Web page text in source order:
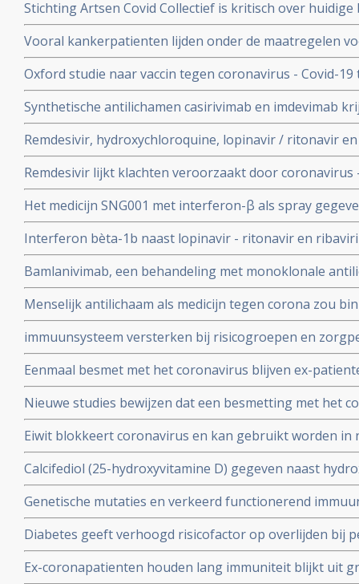
procent versus 27 procent
Stichting Artsen Covid Collectief is kritisch over
het coronavirus - Covid-19 en pleit voor veel meer
Vooral kankerpatienten lijden onder de maatregelen
omdat hun behandelingen en diagnoses te lang
Oxford studie naar vaccin tegen coronavirus - Covid-
immuunrespons bij ouderen (55+), de groep met het
Synthetische antilichamen casirivimab en imdevimab
authorization (EUA) voor gebruik bij patienten besmet
met milde klachten
Remdesivir, hydroxychloroquine, lopinavir / ritonavir
geen effect als behandeling van patienten
coronabesmetting.
Remdesivir lijkt klachten veroorzaakt door coronavirus
maar is weinig bewijs voor.
Het medicijn SNG001 met interferon-β als spray
bij patienten besmet met het coronavirus - Covid-19
ziekenhuis.
Interferon bèta-1b naast lopinavir - ritonavir en
behandeling van patiënten met COVID-19 dan
Interferon bèta-1b
Bamlanivimab, een behandeling met monoklonale
met het coronavirus - Covid-19 krijgt toestemming van
uitstekende resultaten.
Menselijk antilichaam als medicijn tegen corona zou
kunnen leveren volgens onderzoekers van Erasmus MC
immuunsysteem versterken bij risicogroepen en
wachten op vaccin, aldus Immunoloog dr. Carla Peeters
Eenmaal besmet met het coronavirus blijven ex-
studie. Immuniteit voor Covid-19-infectie blijft
waarschijnlijk langer dan dat.
Nieuwe studies bewijzen dat een besmetting met het
langdurige immuniteit geeft door IgM en IgA
immuunsysteem
Eiwit blokkeert coronavirus en kan gebruikt worden in
mondkapje zou dan niet meer nodig zijn.
Calcifediol (25-hydroxyvitamine D) gegeven naast
in vroeg stadium van een behandeling voor COVID-
het aantal opnames op de intensive care-afdeling en
Genetische mutaties en verkeerd functionerend
interferon type 1 komt voor bij ca 10 tot 15 procent
Diabetes geeft verhoogd risicofactor op overlijden bij
coronavirus - COVID-19, zelfs na correctie voor
en relevante andere aandoeningen - comorbiditeit
Ex-coronapatienten houden lang immuniteit blijkt uit